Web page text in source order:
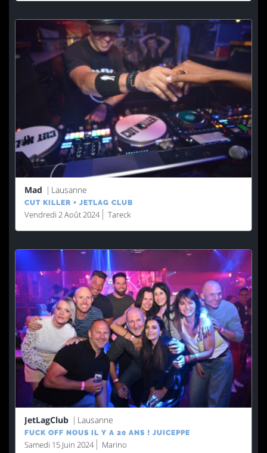
Mad Lausanne
CUT KILLER + JETLAG CLUB
Vendredi 2 Août 2024 Tareck
JetLagClub Lausanne
FUCK OFF NOUS IL Y A 20 ANS ! JUICEPPE
Samedi 15 Juin 2024 Marino